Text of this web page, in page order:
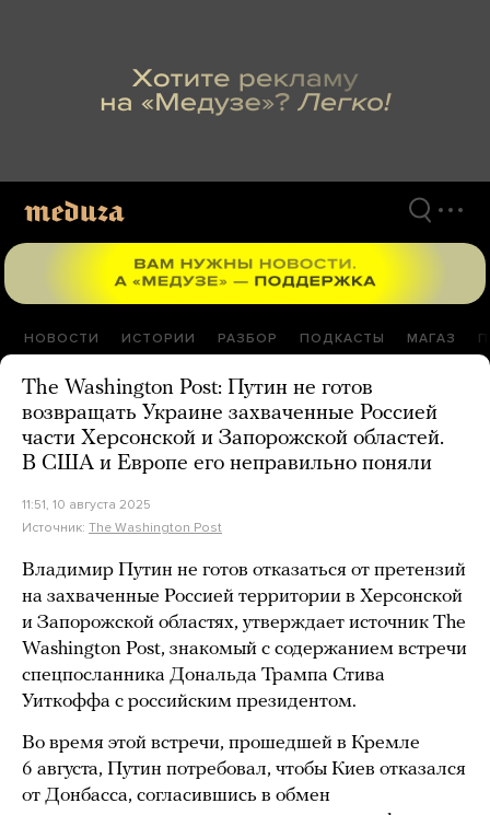
НОВОСТИ ИСТОРИИ РАЗБОР ПОДКАСТЫ МАГАЗ
The Washington Post: Путин не готов
возвращать Украине захваченные Россией
части Херсонской и Запорожской областей.
В США и Европе его неправильно поняли
11:51, 10 августа 2025
Источник: The Washington Post
Владимир Путин не готов отказаться от претензий
на захваченные Россией территории в Херсонской
и Запорожской областях, утверждает источник The
Washington Post, знакомый с содержанием встречи
спецпосланника Дональда Трампа Стива
Уиткоффа с российским президентом.
Во время этой встречи, прошедшей в Кремле
6 августа, Путин потребовал, чтобы Киев отказался
от Донбасса, согласившись в обмен